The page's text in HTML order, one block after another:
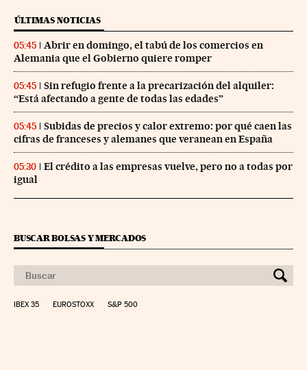
ÚLTIMAS NOTICIAS
05:45
Abrir en domingo, el tabú de los comercios en
Alemania que el Gobierno quiere romper
05:45
Sin refugio frente a la precarización del alquiler:
“Está afectando a gente de todas las edades”
05:45
Subidas de precios y calor extremo: por qué caen las
cifras de franceses y alemanes que veranean en España
05:30
El crédito a las empresas vuelve, pero no a todas por
igual
BUSCAR BOLSAS Y MERCADOS
IBEX 35 EUROSTOXX S&P 500